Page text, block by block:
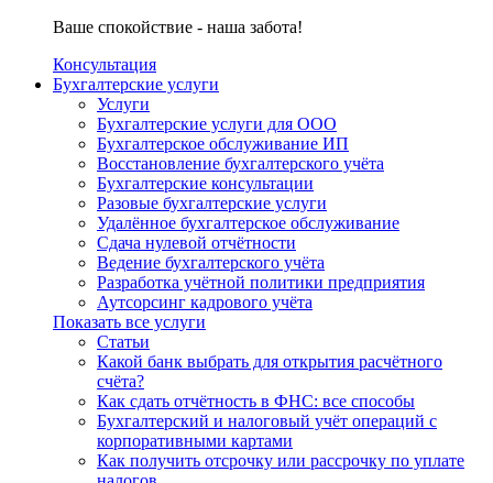
Ваше спокойствие - наша забота!
Консультация
Бухгалтерские услуги
Услуги
Бухгалтерские услуги для ООО
Бухгалтерское обслуживание ИП
Восстановление бухгалтерского учёта
Бухгалтерские консультации
Разовые бухгалтерские услуги
Удалённое бухгалтерское обслуживание
Сдача нулевой отчётности
Ведение бухгалтерского учёта
Разработка учётной политики предприятия
Аутсорсинг кадрового учёта
Показать все услуги
Статьи
Какой банк выбрать для открытия расчётного
счёта?
Как сдать отчётность в ФНС: все способы
Бухгалтерский и налоговый учёт операций с
корпоративными картами
Как получить отсрочку или рассрочку по уплате